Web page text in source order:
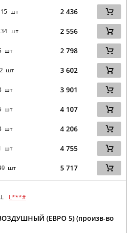
шт 2 436
шт 2 556
шт 2 798
шт 3 602
шт 3 901
шт 4 107
шт 4 206
шт 4 755
шт 5 717
L***#
(ЕВРО 5) (произв-во